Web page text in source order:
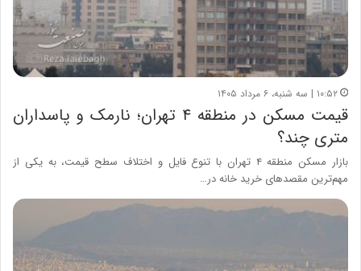
۱۰:۵۲ | سه شنبه، ۶ مرداد ۱۴۰۵
قیمت مسکن در منطقه ۴ تهران؛ نارمک و پاسداران
متری چند؟
بازار مسکن منطقه ۴ تهران با تنوع فایل و اختلاف سطح قیمت، به یکی از
مهم‌ترین مقصدهای خرید خانه در…